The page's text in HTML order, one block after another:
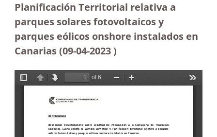
Planificación Territorial relativa a
parques solares fotovoltaicos y
parques eólicos onshore instalados en
Canarias (09-04-2023 )